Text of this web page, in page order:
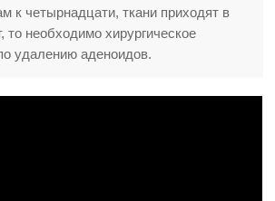
к четырнадцати, ткани приходят в
то необходимо хирургическое
удалению аденоидов.